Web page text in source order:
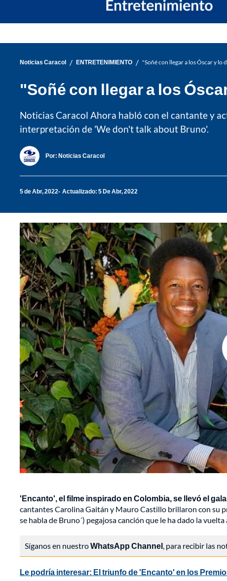
Noticias Caracol / ENTRETENIMIENTO / "Soñé con llegar a los Óscar y
"Soñé con llegar a los
Noticias Caracol Ahora habló con el cantante y
interpretación de 'We don't talk about Bruno'.
Por: Noticias Caracol
5 de Abr, 2022 Actualizado: 5 De Abr, 2022
'Encanto', el filme inspirado en Colombia, se llevó el
cantantes Carolina Gaitán y Mauro Castillo brillaron con su
se habla de Bruno´) pegajosa canción que le ha dado la
Síganos en nuestroWhatsApp Channel, para recibir las
Le podría interesar: El triunfo de 'Encanto' en los